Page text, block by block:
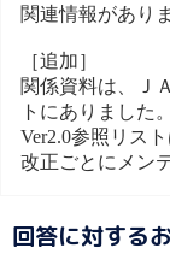
関連情報があり
［追加］
関係資料は、Ｊ
トにありました。
Ver2.0参照リス
改正ごとにメン
回答に対する